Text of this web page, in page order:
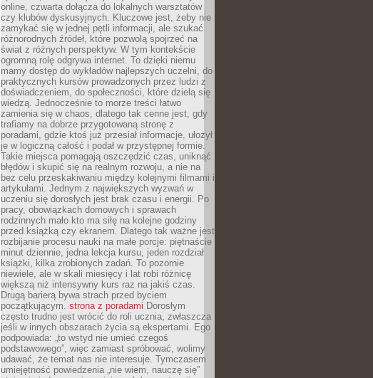
online, czwarta dołącza do lokalnych warsztatów
czy klubów dyskusyjnych. Kluczowe jest, żeby nie
zamykać się w jednej pętli informacji, ale szukać
różnorodnych źródeł, które pozwolą spojrzeć na
świat z różnych perspektyw. W tym kontekście
ogromną rolę odgrywa internet. To dzięki niemu
mamy dostęp do wykładów najlepszych uczelni, do
praktycznych kursów prowadzonych przez ludzi z
doświadczeniem, do społeczności, które dzielą się
wiedzą. Jednocześnie to morze treści łatwo
zamienia się w chaos, dlatego tak cenne jest, gdy
trafiamy na dobrze przygotowaną stronę z
poradami, gdzie ktoś już przesiał informacje, ułożył
je w logiczną całość i podał w przystępnej formie.
Takie miejsca pomagają oszczędzić czas, uniknąć
błędów i skupić się na realnym rozwoju, a nie na
bez celu przeskakiwaniu między kolejnymi filmami i
artykułami. Jednym z największych wyzwań w
uczeniu się dorosłych jest brak czasu i energii. Po
pracy, obowiązkach domowych i sprawach
rodzinnych mało kto ma siłę na kolejne godziny
przed książką czy ekranem. Dlatego tak ważne jest
rozbijanie procesu nauki na małe porcje: piętnaście
minut dziennie, jedna lekcja kursu, jeden rozdział
książki, kilka zrobionych zadań. To pozornie
niewiele, ale w skali miesięcy i lat robi różnicę
większą niż intensywny kurs raz na jakiś czas.
Drugą barierą bywa strach przed byciem
początkującym. strona z poradami Dorosłym
często trudno jest wrócić do roli ucznia, zwłaszcza
jeśli w innych obszarach życia są ekspertami. Ego
podpowiada: „to wstyd nie umieć czegoś
podstawowego”, więc zamiast spróbować, wolimy
udawać, że temat nas nie interesuje. Tymczasem
umiejętność powiedzenia „nie wiem, nauczę się”